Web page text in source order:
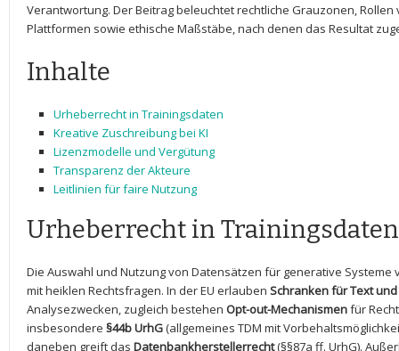
Verantwortung. Der Beitrag beleuchtet rechtliche Grauzonen,
Plattformen‌ sowie ethische Maßstäbe, nach denen das Resultat
Inhalte
Urheberrechtin‌ Trainingsdaten
Kreative Zuschreibung bei​ KI
Lizenzmodelle und Vergütung
Transparenz der Akteure
Leitlinien für faire Nutzung
Urheberrecht in Trainingsdaten
Die Auswahl und Nutzung von Datensätzen für generative
mit heiklen​ Rechtsfragen. In der EU erlauben Schranken ‍für Text
Analysezwecken, zugleich bestehen Opt-out-Mechanismenfür
insbesondere‍ §44b UrhG(allgemeines TDM mit
daneben greift das Datenbankherstellerrecht(§§87a ff. UrhG).⁢